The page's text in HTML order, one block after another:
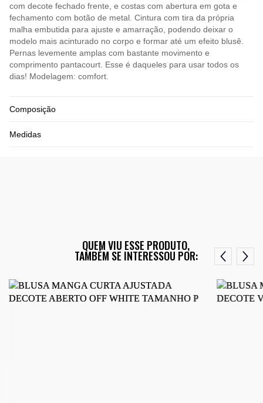
com decote fechado frente, e costas com abertura em gota e
fechamento com botão de metal. Cintura com tira da própria
malha embutida para ajuste e amarração, podendo deixar o
modelo mais acinturado no corpo e formar até um efeito blusê.
Pernas levemente amplas com bastante movimento e
comprimento pantacourt. Esse é daqueles para usar todos os
dias! Modelagem: comfort.
Composição
Medidas
QUEM VIU ESSE PRODUTO,
TAMBÉM SE INTERESSOU POR: